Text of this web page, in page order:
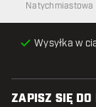
Wysyłka w
Natychmiastowa
ZAPISZ SIĘ DO